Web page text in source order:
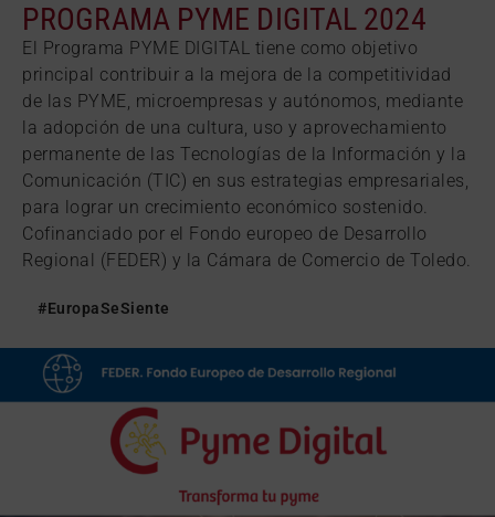
PROGRAMA PYME DIGITAL 2024
El Programa PYME DIGITAL tiene como objetivo
principal contribuir a la mejora de la competitividad
de las PYME, microempresas y autónomos, mediante
la adopción de una cultura, uso y aprovechamiento
permanente de las Tecnologías de la Información y la
Comunicación (TIC) en sus estrategias empresariales,
para lograr un crecimiento económico sostenido.
Cofinanciado por el Fondo europeo de Desarrollo
Regional (FEDER) y la Cámara de Comercio de Toledo.
#EuropaSeSiente